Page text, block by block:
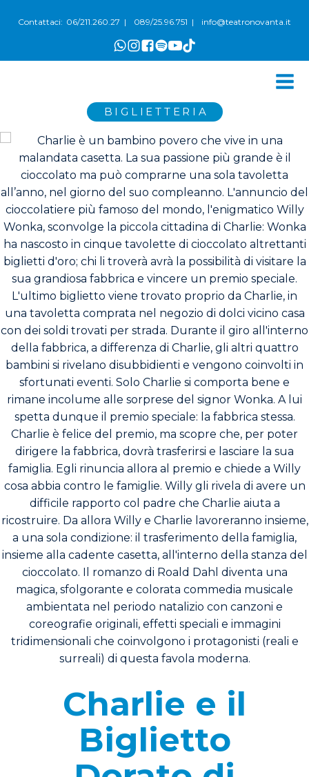
Contattaci: 06/211.260.27 | 089/25.96.751 | info@teatronovanta.it
BIGLIETTERIA
Charlie e il
Biglietto